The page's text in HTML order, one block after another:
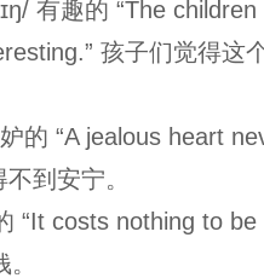
有趣的 “The
孩子们觉得这
的 “A jealous heart
到安宁。
“It costs nothing to